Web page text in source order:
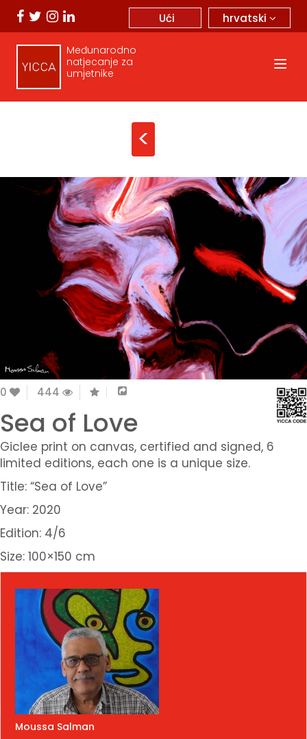
hrvatski
Ući
Međunarodno
natjecanje za
umjetnike
<
0 444
Sea of Love
Giclee print on canvas, certified and signed, 6
limited editions, each one is a unique size.
Title: “Sea of Love”
Year: 2020
Edition: 4/6
Size: 100×150 cm
Moussa Salman